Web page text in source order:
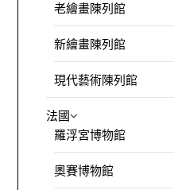
老繪畫陳列館
新繪畫陳列館
現代藝術陳列館
法國
羅浮宮博物館
奧賽博物館